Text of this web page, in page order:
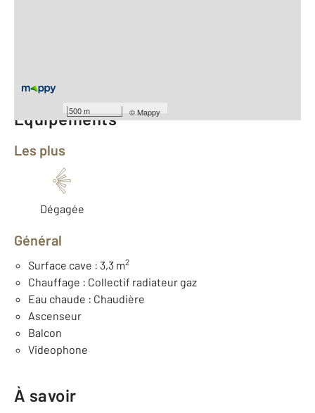
500 m ©Mappy
Équipements
Les plus
Dégagée
Général
Surface cave : 3,3 m2
Chauffage : Collectif radiateur gaz
Eau chaude : Chaudière
Ascenseur
Balcon
Videophone
À savoir